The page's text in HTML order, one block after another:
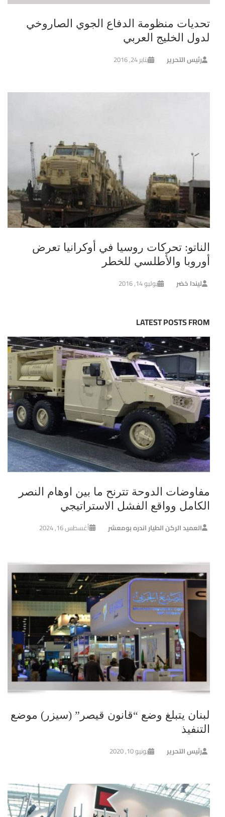
تحديات منظومة الدفاع الجوي الصاروخي
لدول الخليج العربي
رئيس التحرير يناير 24, 2016
الناتو: تحركات روسيا في أوكرانيا تعرض
أوروبا والأطلسي للخطر
ليندا خضر يوليو 14, 2016
LATEST POSTS FROM
مفاوضات الدوحة تترنح ما بين اوهام النصر
الكامل وواقع الفشل الاستراتيجي
العميد الركن الطيار اندره بومعشر أغسطس 16, 2024
لبنان يتبلغ وضع “قانون قيصر” (سيزر) موضع
التنفيذ
رئيس التحرير يونيو 10, 2020